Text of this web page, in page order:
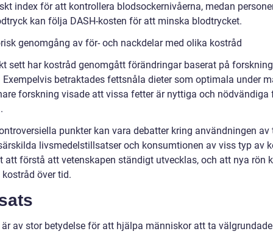
index för att kontrollera blodsockernivåerna, medan
kan följa DASH-kosten för att minska blodtrycket.
genomgång av för- och nackdelar med olika kostråd
sett har kostråd genomgått förändringar baserat på
Exempelvis betraktades fettsnåla dieter som optimala under
forskning visade att vissa fetter är nyttiga och nödvändiga
punkter kan vara debatter kring användningen
livsmedelstillsatser och konsumtionen av viss typ av
att förstå att vetenskapen ständigt utvecklas, och att nya rön
över tid.
av stor betydelse för att hjälpa människor att ta